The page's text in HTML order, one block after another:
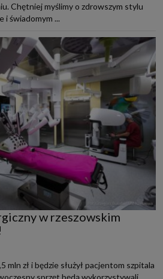
Chętniej myślimy o zdrowszym stylu
i świadomym ...
w rzeszowskim
mln zł i będzie służył pacjentom szpitala
sprzęt będą wykorzystywali